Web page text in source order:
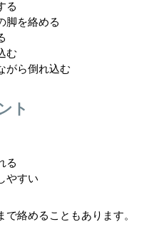
る
脚を絡める
む
がら倒れ込む
ト
る
やすい
で絡めることもあります。